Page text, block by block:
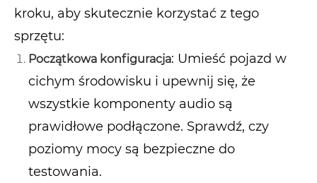
kroku, aby skutecznie korzystać z tego
sprzętu:
Początkowa konfiguracja: Umieść pojazd w
cichym środowisku i upewnij się, że
wszystkie komponenty audio są
prawidłowe podłączone. Sprawdź, czy
poziomy mocy są bezpieczne do
testowania.